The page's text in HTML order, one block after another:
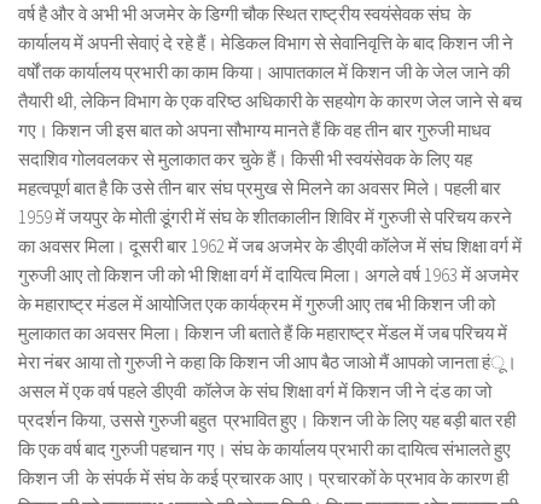
वर्ष है और वे अभी भी अजमेर के डिग्गी चौक स्थित राष्ट्रीय स्वयंसेवक संघ के
कार्यालय में अपनी सेवाएं दे रहे हैं। मेडिकल विभाग से सेवानिवृत्ति के बाद किशन जी ने
वर्षों तक कार्यालय प्रभारी का काम किया। आपातकाल में किशन जी के जेल जाने की
तैयारी थी, लेकिन विभाग के एक वरिष्ठ अधिकारी के सहयोग के कारण जेल जाने से बच
गए। किशन जी इस बात को अपना सौभाग्य मानते हैं कि वह तीन बार गुरुजी माधव
सदाशिव गोलवलकर से मुलाकात कर चुके हैं। किसी भी स्वयंसेवक के लिए यह
महत्वपूर्ण बात है कि उसे तीन बार संघ प्रमुख से मिलने का अवसर मिले। पहली बार
1959 में जयपुर के मोती डूंगरी में संघ के शीतकालीन शिविर में गुरुजी से परिचय करने
का अवसर मिला। दूसरी बार 1962 में जब अजमेर के डीएवी कॉलेज में संघ शिक्षा वर्ग में
गुरुजी आए तो किशन जी को भी शिक्षा वर्ग में दायित्व मिला। अगले वर्ष 1963 में अजमेर
के महाराष्ट्र मंडल में आयोजित एक कार्यक्रम में गुरुजी आए तब भी किशन जी को
मुलाकात का अवसर मिला। किशन जी बताते हैं कि महाराष्ट्र मेंडल में जब परिचय में
मेरा नंबर आया तो गुरुजी ने कहा कि किशन जी आप बैठ जाओ मैं आपको जानता हंू।
असल में एक वर्ष पहले डीएवी कॉलेज के संघ शिक्षा वर्ग में किशन जी ने दंड का जो
प्रदर्शन किया, उससे गुरुजी बहुत प्रभावित हुए। किशन जी के लिए यह बड़ी बात रही
कि एक वर्ष बाद गुरुजी पहचान गए। संघ के कार्यालय प्रभारी का दायित्व संभालते हुए
किशन जी के संपर्क में संघ के कई प्रचारक आए। प्रचारकों के प्रभाव के कारण ही